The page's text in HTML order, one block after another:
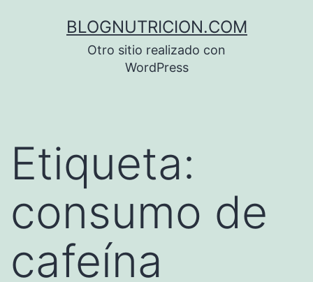
BLOGNUTRICION.COM
Otro sitio realizado con
WordPress
Etiqueta:
consumo de
cafeína